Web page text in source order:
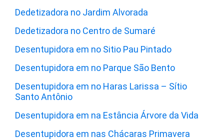
Dedetizadora no Jardim Alvorada
Dedetizadora no Centro de Sumaré
Desentupidora em no Sitio Pau Pintado
Desentupidora em no Parque São Bento
Desentupidora em no Haras Larissa – Sítio
Santo Antônio
Desentupidora em na Estância Árvore da Vida
Desentupidora em nas Chácaras Primavera